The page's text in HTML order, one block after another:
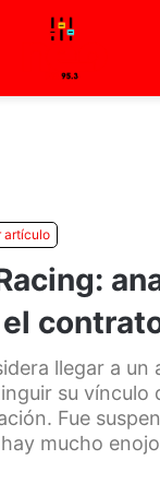
artículo
llegar a un
su vínculo
Fue
mucho